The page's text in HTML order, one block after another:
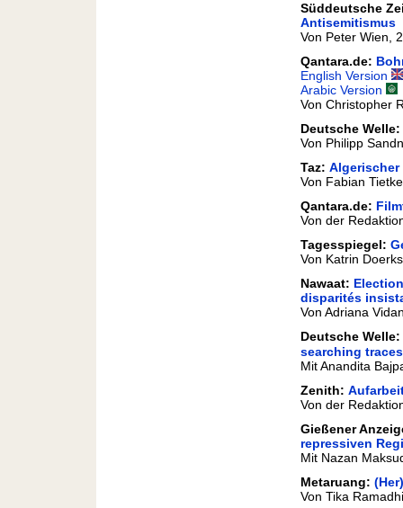
Süddeutsche
Antisemitismus
Von Peter Wien,
Qantara.de:
English Version
Arabic Version
Von Christopher
Deutsche Welle:
Von Philipp
Taz: Algerischer
Von Fabian
Qantara.de:
Von der
Tagesspiegel:
Von Katrin
Nawaat:
disparités
Von Adriana
Deutsche Welle:
searching
Mit Anandita
Zenith:
Von der
Gießener
repressiven
Mit Nazan
Metaruang:
Von Tika